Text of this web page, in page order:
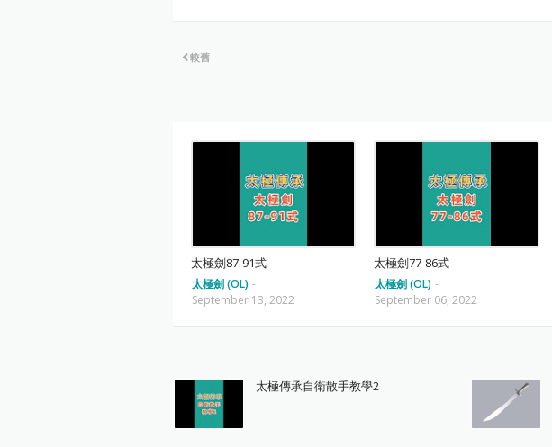
較舊
太極劍87-91式
太極劍 (OL) -
September 13, 2022
太極劍77-86式
太極劍 (OL) -
September 06, 2022
太極傳承自衛散手教學2